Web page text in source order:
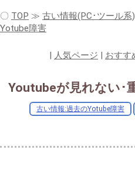
〇 TOP ≫ 古い情報(PC･ツール系)
Yotube障害
| 人気ページ | おすす
Youtubeが見れない･
古い情報:過去のYotube障害